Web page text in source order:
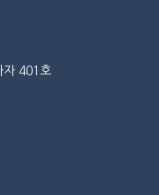
자 401호